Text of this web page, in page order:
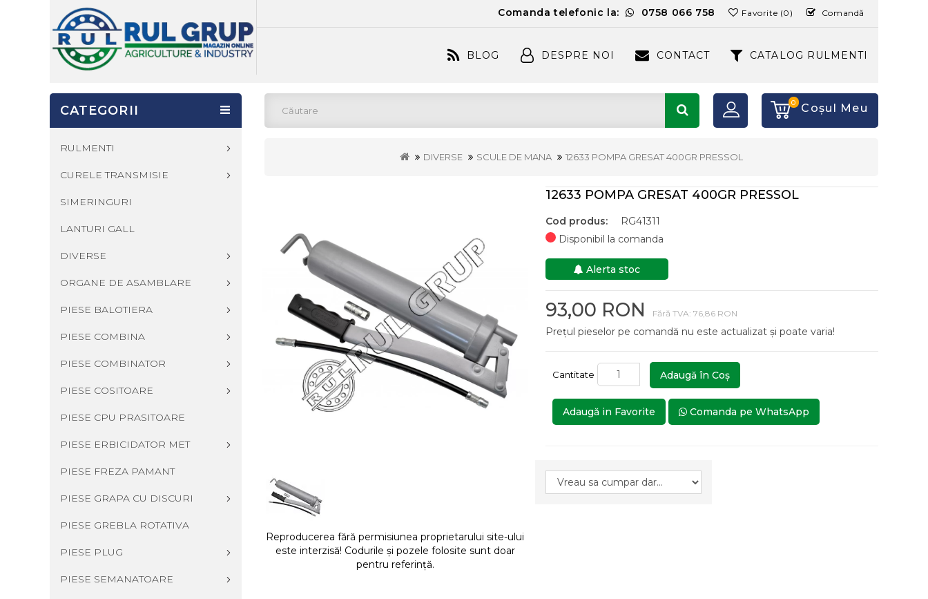
Comanda telefonic la: 0758 066 758 Favorite (0) Comandă
BLOG DESPRE NOI CONTACT CATALOG RULMENTI
0 Coşul Meu
DIVERSE SCULE DE MANA 12633 POMPA GRESAT 400GR PRESSOL
CATEGORII
RULMENTI
CURELE TRANSMISIE
SIMERINGURI
LANTURI GALL
DIVERSE
ORGANE DE ASAMBLARE
PIESE BALOTIERA
PIESE COMBINA
PIESE COMBINATOR
PIESE COSITOARE
PIESE CPU PRASITOARE
PIESE ERBICIDATOR MET
PIESE FREZA PAMANT
PIESE GRAPA CU DISCURI
PIESE GREBLA ROTATIVA
PIESE PLUG
PIESE SEMANATOARE
Reproducerea fără permisiunea proprietarului site-ului
este interzisă! Codurile și pozele folosite sunt doar
pentru referință.
12633 POMPA GRESAT 400GR PRESSOL
Cod produs:
RG41311
Disponibil la comanda
Alerta stoc
93,00 RON Fără TVA: 76,86 RON
Prețul pieselor pe comandă nu este actualizat și poate varia!
Cantitate Adaugă în Coş
Adaugă in Favorite Comanda pe WhatsApp